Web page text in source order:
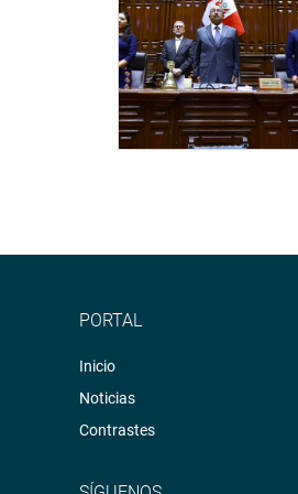
PORTAL
Inicio
Noticias
Contrastes